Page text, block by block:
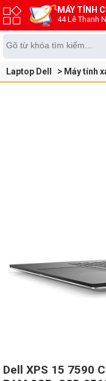
MÁY TÍNH
44 Lê Thanh
Laptop Dell Máy tính
Dell XPS 15 7590